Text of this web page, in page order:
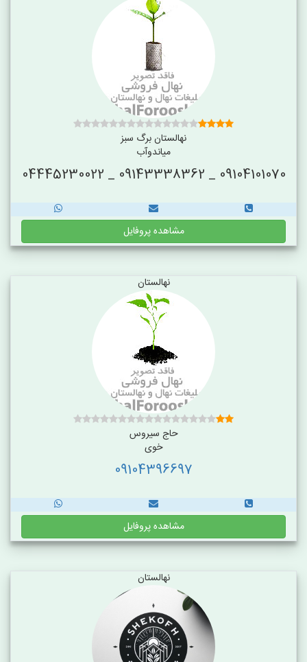
نهالستان برگ سبز
میاندوآب
09104101070 _ 09143338362 _ 04445230022
مشاهده پروفایل
نهالستان
حاج سیروس
خوی
09104396697
مشاهده پروفایل
نهالستان